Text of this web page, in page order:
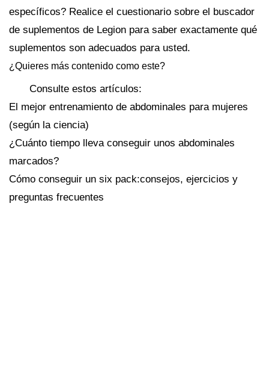
específicos? Realice el cuestionario sobre el buscador
de suplementos de Legion para saber exactamente qué
suplementos son adecuados para usted.
¿Quieres más contenido como este?
Consulte estos artículos:
El mejor entrenamiento de abdominales para mujeres
(según la ciencia)
¿Cuánto tiempo lleva conseguir unos abdominales
marcados?
Cómo conseguir un six pack:consejos, ejercicios y
preguntas frecuentes